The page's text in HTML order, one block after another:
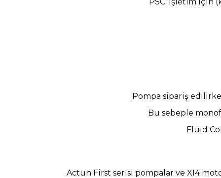
Pompa sipariş
Bu sebeple
Fluid
Actun First serisi pompalar ve XI4